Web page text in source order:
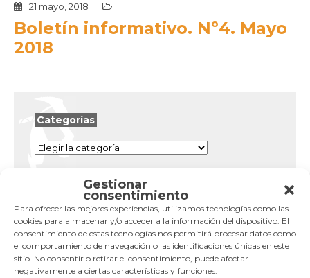
Gestionar
consentimiento
Para ofrecer las mejores experiencias, utilizamos tecnologías como las
cookies para almacenar y/o acceder a la información del dispositivo. El
consentimiento de estas tecnologías nos permitirá procesar datos como
el comportamiento de navegación o las identificaciones únicas en este
sitio. No consentir o retirar el consentimiento, puede afectar
negativamente a ciertas características y funciones.
21 mayo, 2018
Boletín informativo. Nº4. Mayo
2018
Categorías
Categorías